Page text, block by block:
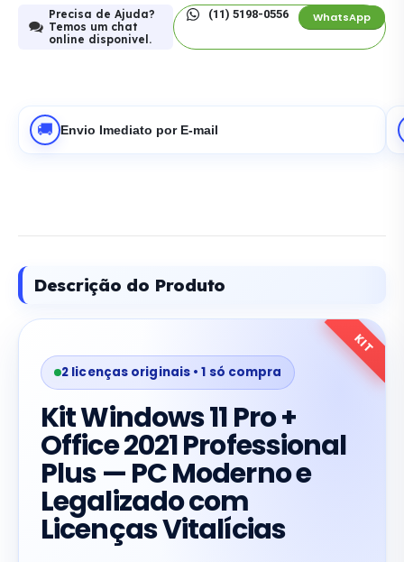
Precisa de Ajuda?
Temos um chat
online disponivel.
(11) 5198-0556 WhatsApp
🚚 Envio Imediato por E-mail
Descrição do Produto
KIT
2 licenças originais • 1 só compra
Kit Windows 11 Pro +
Office 2021 Professional
Plus — PC Moderno e
Legalizado com
Licenças Vitalícias